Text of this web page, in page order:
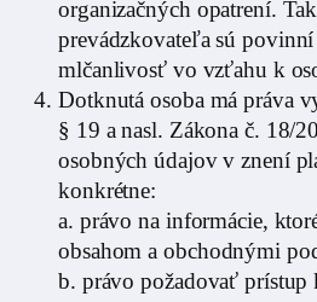
organizačných opatrení.
prevádzkovateľa sú
mlčanlivosť vo vzťahu k
Dotknutá osoba má práva
§ 19 a nasl. Zákona č. 18/
osobných údajov v znení
konkrétne:
a. právo na informácie,
obsahom a obchodnými
b. právo požadovať prístup